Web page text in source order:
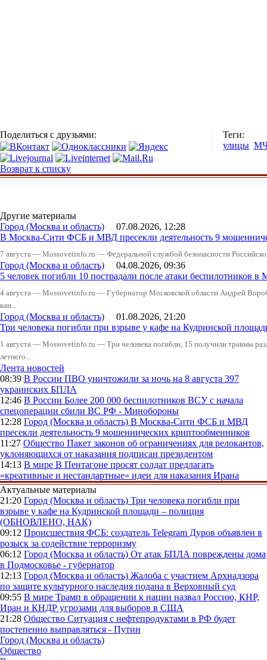
Поделиться с друзьями:
Теги:
улицы
Возврат к списку
Другие материалы
Город (Москва и область) 07.08.2026, 12:28
В Москва-Сити ФСБ и МВД пресекли деятельность 9
7 августа — Mossovetinfo.ru — Федеральной службой безопасности
Город (Москва и область) 04.08.2026, 09:36
5 человек погибли 10 пострадали после атаки беспилотников в
4 августа — Mossovetinfo.ru — Губернатор Московской области Андрей
кан...
Город (Москва и область) 01.08.2026, 21:20
Три человека погибли при взрыве у кафе на Кудринской
1 августа — Mossovetinfo.ru — Три человека погибли, 15 получили травмы
летнего...
Лента новостей
08:39 В России ПВО уничтожили за ночь на 8 августа 397
украинских БПЛА
12:46 В России Более 200 000 беспилотников ВСУ с начала
спецоперации сбили ВС РФ - Минобороны
12:28 Город (Москва и область) В Москва-Сити ФСБ и МВД
пресекли деятельность 9 мошеннических криптообменников
11:27 Общество Пакет законов об ограничениях для релокантов,
уклоняющихся от наказания подписан президентом
14:13 В мире В Пентагоне просят солдат предлагать
«креативные и нестандартные» идеи для наказания Ирана
Актуальные материалы
21:20 Город (Москва и область) Три человека погибли при
взрыве у кафе на Кудринской площади – полиция
(ОБНОВЛЕНО, НАК)
09:12 Происшествия ФСБ: создатель Telegram Дуров объявлен в
розыск за содействие терроризму
06:12 Город (Москва и область) От атак БПЛА повреждены дома
в Подмосковье - губернатор
12:13 Город (Москва и область) Жалоба с участием Архнадзора
по защите культурного наследия подана в Верховный суд
09:55 В мире Трамп в обращении к нации назвал Россию, КНР,
Иран и КНДР угрозами для выборов в США
21:28 Общество Ситуация с нефтепродуктами в РФ будет
постепенно выправляться - Путин
Город (Москва и область)
Общество